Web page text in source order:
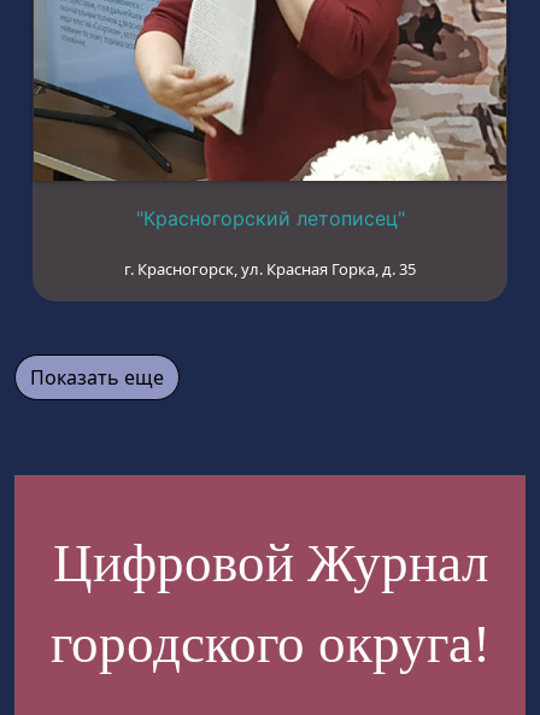
"Красногорский летописец"
г. Красногорск, ул. Красная Горка, д. 35
Показать еще
Цифровой Журнал
городского округа!